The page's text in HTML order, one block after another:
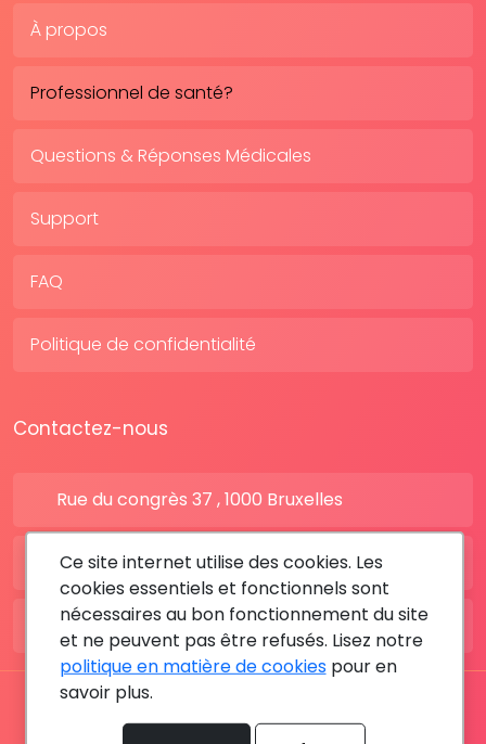
À propos
Professionnel de santé?
Questions & Réponses Médicales
Support
FAQ
Politique de confidentialité
Contactez-nous
Rue du congrès 37 , 1000 Bruxelles
BE: +32 28080227
FR: +33 183642895
Tous les droits sont réservés © 2026 RDV MÉDICAL By
MediaSatCom
Ce site internet utilise des cookies. Les
cookies essentiels et fonctionnels sont
nécessaires au bon fonctionnement du site
et ne peuvent pas être refusés. Lisez notre
politique en matière de cookiespour en
savoir plus.